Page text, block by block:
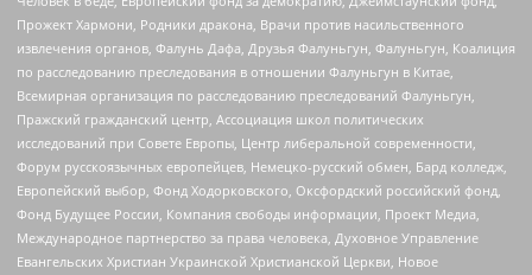
Прожект Хармони, Родники дракона, Врачи против насильственного
извлечения органов, Фалунь Дафа, Друзья Фалуньгун, Фалуньгун, Коалиция
по расследованию преследования в отношении Фалуньгун в Китае,
Всемирная организация по расследованию преследований Фалуньгун,
Пражский гражданский центр, Ассоциация школ политических
исследований при Совете Европы, Центр либеральной современности,
Форум русскоязычных европейцев, Немецко-русский обмен, Бард колледж,
Европейский выбор, Фонд Ходорковского, Оксфордский российский фонд,
Фонд Будущее России, Компания свободы информации, Проект Медиа,
Международное партнерство за права человека, Духовное Управление
Евангельских Христиан Украинской Христианской Церкви, Новое